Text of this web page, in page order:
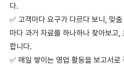
다.
✅ 고객마다 요구가 다르다 보니, 맞
마다 과거 자료를 하나하나 찾아보고
합니다.
✅ 매일 쌓이는 영업 활동을 보고서